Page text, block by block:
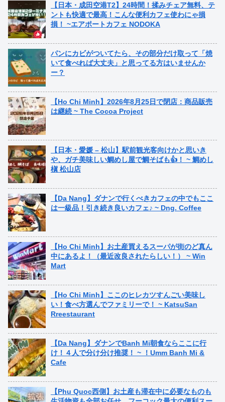
【日本・成田空港T2】24時間！揉みチェア無料、テ
ントも快適で最高！こんな便利カフェ使わにゃ損
損！ ~エアポートカフェ NODOKA
パンにカビがついてたら、その部分だけ取って「焼
いて食べれば大丈夫」と思ってる方はいませんか
ー？
【Ho Chi Minh】2026年8月25日で閉店：商品販売
は継続 ~ The Cocoa Project
【日本・愛媛 – 松山】駅前観光客向けかと思いき
や、ガチ美味しい鯛めし屋で鯛そばも👍！ ~ 鯛めし
槇 松山店
【Da Nang】ダナンで行くべきカフェの中でもここ
は一級品！引き続き良いカフェ♪ ~ Dng. Coffee
【Ho Chi Minh】お土産買えるスーパが街のど真ん
中にあるよ！（最近改良されたらしい！） ~ Win
Mart
【Ho Chi Minh】ここのヒレカツすんごい美味し
い！食べ方選んでファミリーで！ ~ KatsuSan
Rreestaurant
【Da Nang】ダナンでBanh Mi朝食ならここに行
け！４人で分け分け推奨！ ~ ！Umm Banh Mi &
Cafe
【Phu Quoc西側】お土産も滞在中に必要なものも